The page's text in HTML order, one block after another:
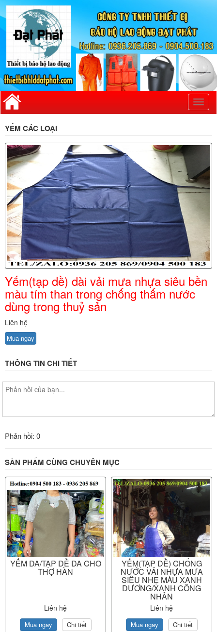
YẾM CÁC LOẠI
Yếm(tạp dề) dài vải mưa nhựa siêu bền
màu tím than trong chống thấm nước
dùng trong thuỷ sản
Liên hệ
Mua ngay
THÔNG TIN CHI TIẾT
Phản hồi: 0
SẢN PHẨM CÙNG CHUYÊN MỤC
YẾM DA/TẠP DỀ DA CHO
THỢ HÀN
Liên hệ
Mua ngay Chi tiết
YẾM(TẠP DỀ) CHỐNG
NƯỚC VẢI NHỰA MƯA
SIÊU NHẸ MÀU XANH
DƯƠNG/XANH CÔNG
NHÂN
Liên hệ
Mua ngay Chi tiết